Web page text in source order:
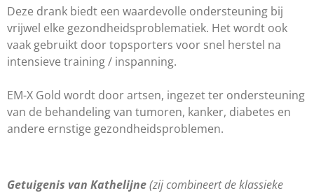
Deze drank biedt een waardevolle ondersteuning bij
vrijwel elke gezondheidsproblematiek. Het wordt ook
vaak gebruikt door topsporters voor snel herstel na
intensieve training / inspanning.
EM-X Gold wordt door artsen, ingezet ter ondersteuning
van de behandeling van tumoren, kanker, diabetes en
andere ernstige gezondheidsproblemen.
Getuigenis van Kathelijne(zij combineert de klassieke